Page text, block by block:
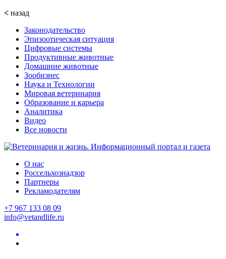
< назад
Законодательство
Эпизоотическая ситуация
Цифровые системы
Продуктивные животные
Домашние животные
Зообизнес
Наука и Технологии
Мировая ветеринария
Образование и карьера
Аналитика
Видео
Все новости
О нас
Россельхознадзор
Партнеры
Рекламодателям
+7 967 133 08 09
info@vetandlife.ru